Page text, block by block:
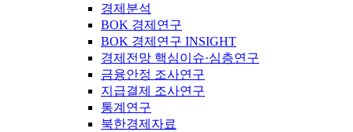
경제분석
BOK 경제연구
BOK 경제연구 INSIGHT
경제전망 핵심이슈·심층연구
금융안정 조사연구
지급결제 조사연구
통계연구
북한경제자료